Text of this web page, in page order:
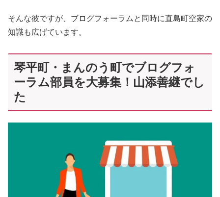
そんな彼ですが、ブログフォーラムと同時に直島町空家の
知識も広げています。
琴平町・まんのう町でブログフォ
ーラム部員を大募集！山添善継でし
た